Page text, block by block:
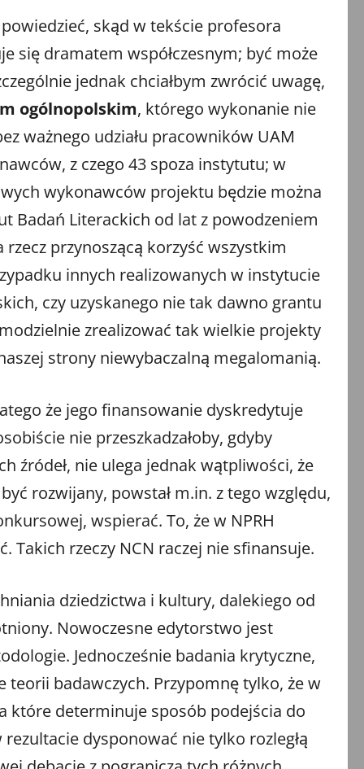
skąd w tekście profesora
się dramatem współczesnym; być może
jednak chciałbym zwrócić uwagę,
ogólnopolskim, którego wykonanie nie
ważnego udziału pracowników UAM
z czego 43 spoza instytutu; w
wykonawców projektu będzie można
Badań Literackich od lat z powodzeniem
przynoszącą korzyść wszystkim
innych realizowanych w instytucie
czy uzyskanego nie tak dawno grantu
zrealizować tak wielkie projekty
strony niewybaczalną megalomanią.
że jego finansowanie dyskredytuje
nie przeszkadzałoby, gdyby
źródeł, nie ulega jednak wątpliwości, że
rozwijany, powstał m.in. z tego względu,
wspierać. To, że w NPRH
Takich rzeczy NCN raczej nie sfinansuje.
dziedzictwa i kultury, dalekiego od
Nowoczesne edytorstwo jest
Jednocześnie badania krytyczne,
teorii badawczych. Przypomnę tylko, że w
które determinuje sposób podejścia do
dysponować nie tylko rozległą